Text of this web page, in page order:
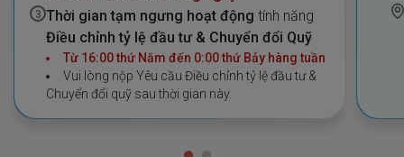
3 Thời gian tạm ngưng hoạt động tính năng
Điều chỉnh tỷ lệ đầu tư & Chuyển đổi Quỹ
Từ 16:00 thứ Năm đến 0:00 thứ Bảy hàng tuần
Vui lòng nộp Yêu cầu Điều chỉnh tỷ lệ đầu tư &
Chuyển đổi quỹ sau thời gian này.